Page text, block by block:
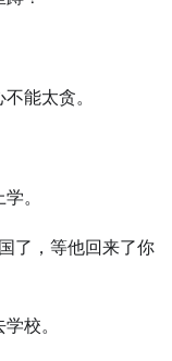
能太贪。
。
了，等他回来了你
校。